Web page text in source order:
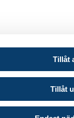
Tillåt
Tillåt
© 2024
Cookies